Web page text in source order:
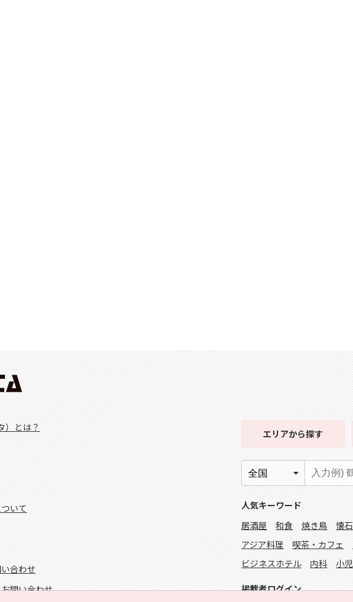
）とは？
いて
合わせ
問い合わせ
エリアから探す
人気キーワード
居酒屋
和食 焼き鳥 懐
アジア料理
喫茶・カフェ
ビジネスホテル
内科 小
掲載者ログイン